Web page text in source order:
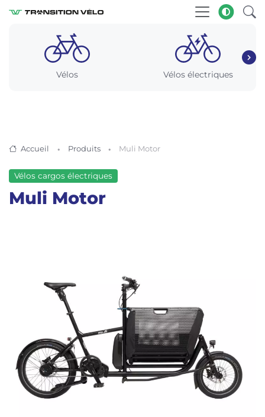
Vélos Vélos électriques
Accueil Produits Muli Motor
Vélos cargos électriques
Muli Motor